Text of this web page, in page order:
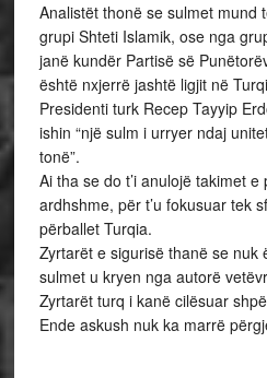
Analistët thonë se sulmet mund
grupi Shteti Islamik, ose nga
janë kundër Partisë së
është nxjerrë jashtë ligjit në
Presidenti turk Recep Tayyip
ishin “një sulm i urryer ndaj
tonë”.
Ai tha se do t’i anulojë takimet
ardhshme, për t’u fokusuar tek
përballet Turqia.
Zyrtarët e sigurisë thanë se nuk
sulmet u kryen nga autorë
Zyrtarët turq i kanë cilësuar
Ende askush nuk ka marrë